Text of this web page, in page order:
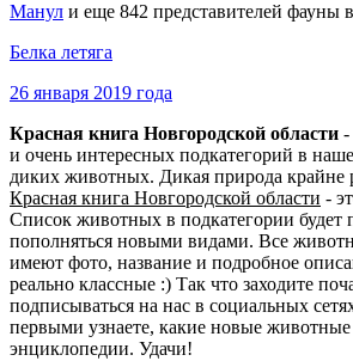
Манул и еще 842 представителей фауны
Белка летяга
26 января 2019 года
Красная книга Новгородской области -
и очень интересных подкатегорий в
диких животных. Дикая природа крайне
Красная книга Новгородской области -
Список животных в подкатегории будет
пополняться новыми видами. Все
имеют фото, название и подробное
реально классные :) Так что заходите
подписываться на нас в социальных
первыми узнаете, какие новые животные
энциклопедии. Удачи!